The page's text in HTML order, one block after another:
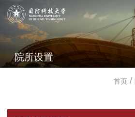
院所设置
首页 /